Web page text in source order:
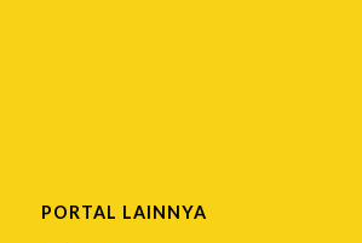
PORTAL LAINNYA